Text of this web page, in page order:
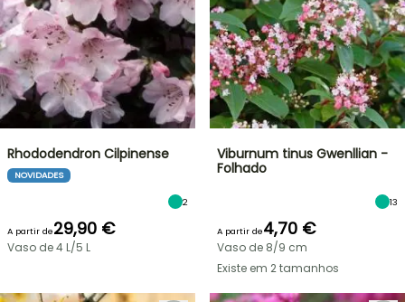
Rhododendron Cilpinense
NOVIDADES
2
A partir de29,90 €
Vaso de 4 L/5 L
Viburnum tinus Gwenllian -
Folhado
13
A partir de4,70 €
Vaso de 8/9 cm
Existe em 2 tamanhos